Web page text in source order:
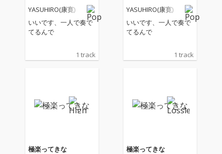
YASUHIRO(康寛)
いいです、一人で奏で
てるんで
1 track
YASUHIRO(康寛)
いいです、一人で奏で
てるんで
1 track
極楽ってきな 極楽ってきな